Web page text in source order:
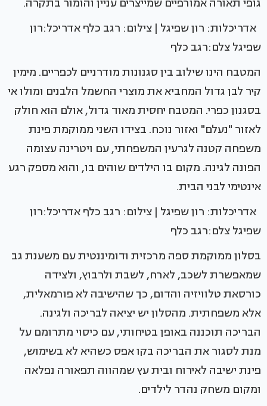
אדריכלות: רון שפיגל | צילום: רגב כלף אדריכל:רון
שפיגל צלם:רגב כלף
המטבח הינו שילוב בין סגנונות מודרניים לכפריים. מימין
קיר לבן גדול המחביא את מוצרי החשמל הלבנים ומולו אי
בסגנון כפרי. המטבח יחסית מאוד גדול, אולם הוא חולק
לאזור "נעלם" ואזור נוכח. בצידו השני ממוקמת פינת
משפחה קטנה לגרעין המשפחתי, עם ויטרינה עצומה
הפונה לגינה. מקום בו הילדים שוהים בו, והוא מספק רגע
אינטימי לבני הבית.
אדריכלות: רון שפיגל | צילום: רגב כלף אדריכל:רון
שפיגל צלם:רגב כלף
בסלון ממוקמת ספה מרכזית ודומיננטית עם משענת גב
שמאפשרת לשכב, לארח, לשבת ולרבוץ, ולצידה
כורסאת טלוויזיה והדום, כך שהישיבה לא פורמאלית,
אלא משפחתית. מהסלון יש יציאה לבריכה ולגינה.
הבריכה תוכננה באופן בטיחותי, עם כיסוי מתרומם על
מנת לסגור את הבריכה בקו אפס כשהיא לא בשימוש,
פינת ישיבה לאירוח ובית עץ שמהווה תפאורה נפלאה
ומקום משחק נהדר לילדים.